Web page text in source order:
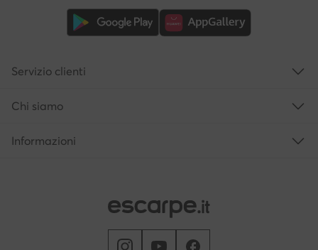
Servizio clienti
Chi siamo
Informazioni